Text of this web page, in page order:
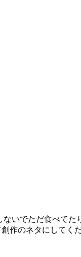
いでただ食べてた
のネタにしてく